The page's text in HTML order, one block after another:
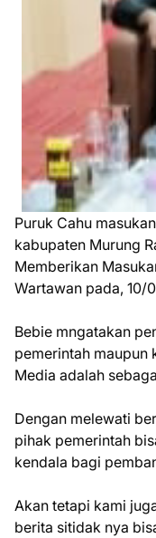
Puruk Cahu
kabupaten Murung
Memberikan
Wartawan pada, 10/
Bebie mngatakan
pemerintah maupun
Media adalah
Dengan melewati
pihak pemerintah
kendala bagi
Akan tetapi kami
berita sitidak nya